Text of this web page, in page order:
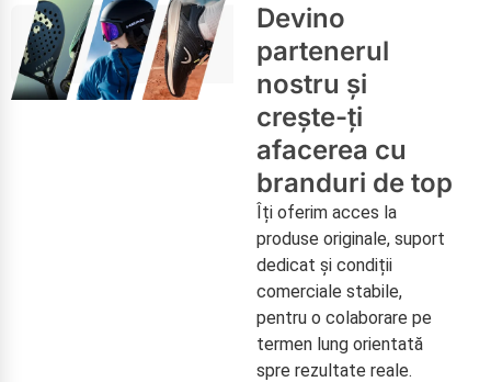
Devino
partenerul
nostru și
crește-ți
afacerea cu
branduri de top
Îți oferim acces la
produse originale, suport
dedicat și condiții
comerciale stabile,
pentru o colaborare pe
termen lung orientată
spre rezultate reale.